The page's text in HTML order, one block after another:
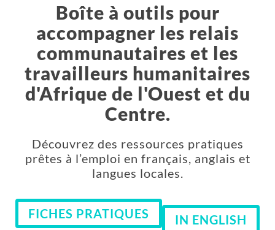
Boîte à outils pour
accompagner les relais
communautaires et les
travailleurs humanitaires
d'Afrique de l'Ouest et du
Centre.
Découvrez des ressources pratiques
prêtes à l’emploi en français, anglais et
langues locales.
FICHES PRATIQUES IN ENGLISH